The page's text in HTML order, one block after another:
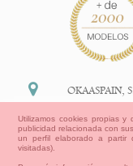
OKAASPAIN,
Utilizamos cookies propias y
publicidad relacionada con
un perfil elaborado a partir
visitadas).